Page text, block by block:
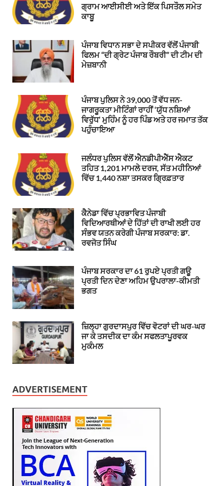
ਗ੍ਰਾਮ ਆਈਸੀਈ ਅਤੇ ਇੱਕ ਪਿਸਤੌਲ ਸਮੇਤ
ਕਾਬੂ
ਪੰਜਾਬ ਵਿਧਾਨ ਸਭਾ ਦੇ ਸਪੀਕਰ ਵੱਲੋਂ ਪੰਜਾਬੀ
ਫਿਲਮ “ਦੀ ਗ੍ਰੇਟ ਪੰਜਾਬ ਰੌਬਰੀ” ਦੀ ਟੀਮ ਦੀ
ਮੇਜ਼ਬਾਨੀ
ਪੰਜਾਬ ਪੁਲਿਸ ਨੇ 39,000 ਤੋਂ ਵੱਧ ਜਨ-
ਜਾਗਰੂਕਤਾ ਮੀਟਿੰਗਾਂ ਰਾਹੀਂ ‘ਯੁੱਧ ਨਸ਼ਿਆਂ
ਵਿਰੁੱਧ’ ਮੁਹਿੰਮ ਨੂੰ ਹਰ ਪਿੰਡ ਅਤੇ ਹਰ ਜਮਾਤ ਤੱਕ
ਪਹੁੰਚਾਇਆ
ਜਲੰਧਰ ਪੁਲਿਸ ਵੱਲੋਂ ਐਨਡੀਪੀਐੱਸ ਐਕਟ
ਤਹਿਤ 1,201 ਮਾਮਲੇ ਦਰਜ, ਸੱਤ ਮਹੀਨਿਆਂ
ਵਿੱਚ 1,440 ਨਸ਼ਾ ਤਸਕਰ ਗ੍ਰਿਫ਼ਤਾਰ
ਕੈਨੇਡਾ ਵਿੱਚ ਪ੍ਰਭਾਵਿਤ ਪੰਜਾਬੀ
ਵਿਦਿਆਰਥੀਆਂ ਦੇ ਹਿੱਤਾਂ ਦੀ ਰਾਖੀ ਲਈ ਹਰ
ਸੰਭਵ ਯਤਨ ਕਰੇਗੀ ਪੰਜਾਬ ਸਰਕਾਰ: ਡਾ.
ਰਵਜੋਤ ਸਿੰਘ
ਪੰਜਾਬ ਸਰਕਾਰ ਦਾ 61 ਰੁਪਏ ਪ੍ਰਤੀ ਗਊ
ਪ੍ਰਤੀ ਦਿਨ ਦੇਣਾ ਅਹਿਮ ਉਪਰਾਲਾ-ਕੀਮਤੀ
ਭਗਤ
ਜ਼ਿਲ੍ਹਾ ਗੁਰਦਾਸਪੁਰ ਵਿੱਚ ਵੋਟਰਾਂ ਦੀ ਘਰ-ਘਰ
ਜਾ ਕੇ ਤਸਦੀਕ ਦਾ ਕੰਮ ਸਫਲਤਾਪੂਰਵਕ
ਮੁਕੰਮਲ
ADVERTISEMENT